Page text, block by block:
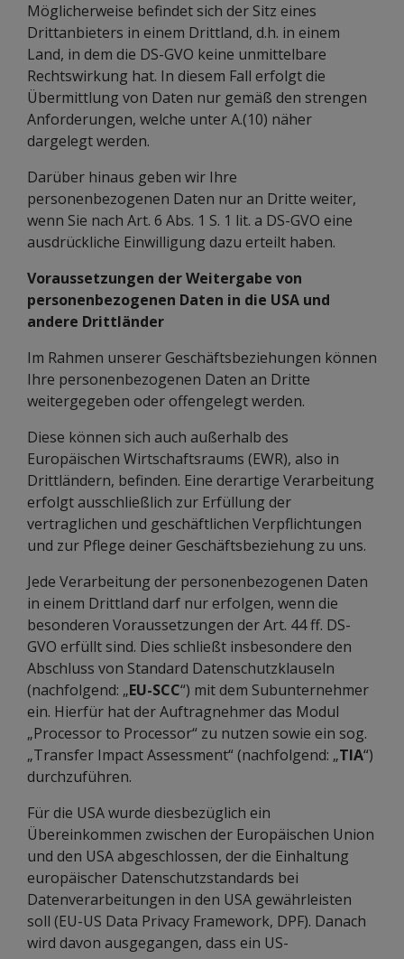
Möglicherweise befindet sich der Sitz eines
Drittanbieters in einem Drittland, d.h. in einem
Land, in dem die DS-GVO keine unmittelbare
Rechtswirkung hat. In diesem Fall erfolgt die
Übermittlung von Daten nur gemäß den strengen
Anforderungen, welche unter A.(10) näher
dargelegt werden.
Darüber hinaus geben wir Ihre
personenbezogenen Daten nur an Dritte weiter,
wenn Sie nach Art. 6 Abs. 1 S. 1 lit. a DS-GVO eine
ausdrückliche Einwilligung dazu erteilt haben.
Voraussetzungen der Weitergabe von
personenbezogenen Daten in die USA und
andere Drittländer
Im Rahmen unserer Geschäftsbeziehungen können
Ihre personenbezogenen Daten an Dritte
weitergegeben oder offengelegt werden.
Diese können sich auch außerhalb des
Europäischen Wirtschaftsraums (EWR), also in
Drittländern, befinden. Eine derartige Verarbeitung
erfolgt ausschließlich zur Erfüllung der
vertraglichen und geschäftlichen Verpflichtungen
und zur Pflege deiner Geschäftsbeziehung zu uns.
Jede Verarbeitung der personenbezogenen Daten
in einem Drittland darf nur erfolgen, wenn die
besonderen Voraussetzungen der Art. 44 ff. DS-
GVO erfüllt sind. Dies schließt insbesondere den
Abschluss von Standard Datenschutzklauseln
(nachfolgend: „EU-SCC“) mit dem Subunternehmer
ein. Hierfür hat der Auftragnehmer das Modul
„Processor to Processor“ zu nutzen sowie ein sog.
„Transfer Impact Assessment“ (nachfolgend: „TIA“)
durchzuführen.
Für die USA wurde diesbezüglich ein
Übereinkommen zwischen der Europäischen Union
und den USA abgeschlossen, der die Einhaltung
europäischer Datenschutzstandards bei
Datenverarbeitungen in den USA gewährleisten
soll (EU-US Data Privacy Framework, DPF). Danach
wird davon ausgegangen, dass ein US-